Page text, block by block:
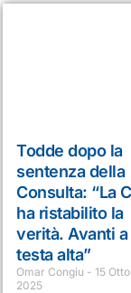
Todde dopo la
sentenza della
Consulta: “La
ha ristabilito la
verità. Avanti a
testa alta”
Omar Congiu
15
2025